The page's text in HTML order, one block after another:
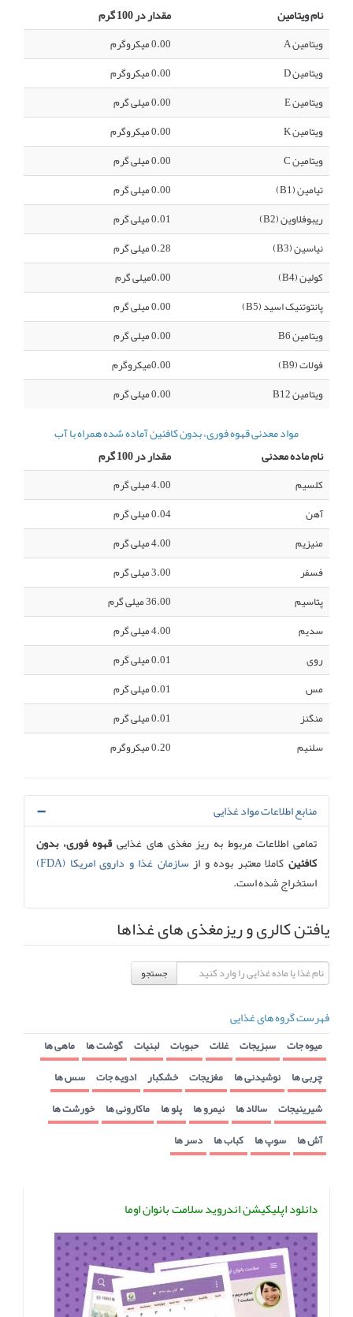
نام ویتامین
مقدار در 100 گرم
ویتامین A
0.00 میکروگرم
ویتامین D
0.00 میکروگرم
ویتامین E
0.00 میلی گرم
ویتامین K
0.00 میکروگرم
ویتامین C
0.00 میلی گرم
تیامین (B1)
0.00 میلی گرم
ریبوفلاوین (B2)
0.01 میلی گرم
نیاسین (B3)
0.28 میلی گرم
کولین (B4)
0.00میلی گرم
پانتوتنیک اسید (B5)
0.00 میلی گرم
ویتامین B6
0.00 میلی گرم
فولات (B9)
0.00میکروگرم
ویتامین B12
0.00 میلی گرم
مواد معدنی قهوه فوری، بدون کافئین آماده شده همراه با آب
نام ماده معدنی
مقدار در 100 گرم
کلسیم
4.00 میلی گرم
آهن
0.04 میلی گرم
منیزیم
4.00 میلی گرم
فسفر
3.00 میلی گرم
پتاسیم
36.00 میلی گرم
سدیم
4.00 میلی گرم
روی
0.01 میلی گرم
مس
0.01 میلی گرم
منگنز
0.01 میلی گرم
سلنیم
0.20 میکروگرم
منابع اطلاعات مواد غذایی
تمامی اطلاعات مربوط به ریز مغذی های غذاییقهوه فوری، بدون
کافئینکاملا معتبر بوده و از سازمان غذا و داروی امریکا (FDA)
استخراج شده است.
یافتن کالری و ریزمغذی های غذاها
جستجو
فهرست گروه های غذایی
میوه جات سبزیجات غلات حبوبات لبنیات گوشت ها ماهی ها
چربی ها نوشیدنی ها مغزیجات خشکبار ادویه جات سس ها
شیرینیجات سالاد ها نیمرو ها پلو ها ماکارونی ها خورشت ها
آش ها سوپ ها کباب ها دسر ها
دانلود اپلیکیشن اندروید سلامت بانوان اوما